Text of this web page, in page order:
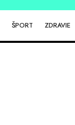
ŠPORT ZDRAVIE